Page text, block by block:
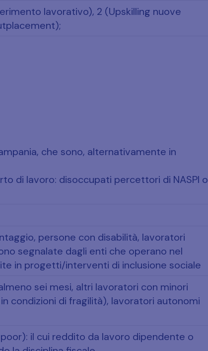
lavorativo), 2 (Upskilling nuove
che sono, alternativamente in
di lavoro: disoccupati percettori di NASPI o
persone con disabilità, lavoratori
segnalate dagli enti che operano nel
in progetti/interventi di inclusione sociale
sei mesi, altri lavoratori con minori
condizioni di fragilità), lavoratori autonomi
il cui reddito da lavoro dipendente o